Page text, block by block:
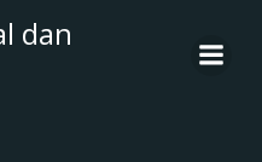
dan